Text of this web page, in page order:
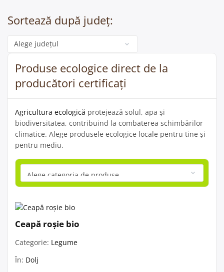
Sortează după județ:
Categorie
Produse ecologice direct de la
producători certificați
Agricultura ecologică protejează solul, apa și
biodiversitatea, contribuind la combaterea schimbărilor
climatice. Alege produsele ecologice locale pentru tine și
pentru mediu.
Ceapă roșie bio
Categorie: Legume
În: Dolj